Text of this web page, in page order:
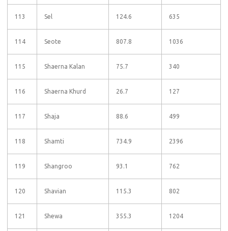
113 Sel 124.6 635
114 Seote 807.8 1036
115 Shaerna Kalan 75.7 340
116 Shaerna Khurd 26.7 127
117 Shaja 88.6 499
118 Shamti 734.9 2396
119 Shangroo 93.1 762
120 Shavian 115.3 802
121 Shewa 355.3 1204